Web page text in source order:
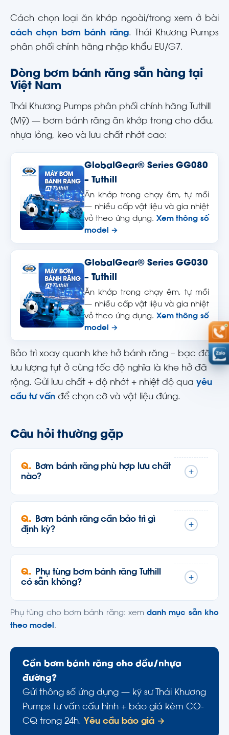
Cách chọn loại ăn khớp ngoài/trong xem ở bài
cách chọn bơm bánh răng. Thái Khương Pumps
phân phối chính hãng nhập khẩu EU/G7.
Dòng bơm bánh răng sẵn hàng tại
Việt Nam
Thái Khương Pumps phân phối chính hãng Tuthill
(Mỹ) — bơm bánh răng ăn khớp trong cho dầu,
nhựa lỏng, keo và lưu chất nhớt cao:
GlobalGear® Series GG080
– Tuthill
Ăn khớp trong chạy êm, tự mồi
— nhiều cấp vật liệu và gia nhiệt
vỏ theo ứng dụng. Xem thông số
model →
GlobalGear® Series GG030
– Tuthill
Ăn khớp trong chạy êm, tự mồi
— nhiều cấp vật liệu và gia nhiệt
vỏ theo ứng dụng. Xem thông số
model →
Bảo trì xoay quanh khe hở bánh răng – bạc đỡ:
lưu lượng tụt ở cùng tốc độ nghĩa là khe hở đã
rộng. Gửi lưu chất + độ nhớt + nhiệt độ qua yêu
cầu tư vấn để chọn cỡ và vật liệu đúng.
Câu hỏi thường gặp
Bơm bánh răng phù hợp lưu chất
nào?
+
Bơm bánh răng cần bảo trì gì
định kỳ?
+
Phụ tùng bơm bánh răng Tuthill
có sẵn không?
+
Phụ tùng cho bơm bánh răng: xemdanh mục sẵn kho
theo model.
Cần bơm bánh răng cho dầu/nhựa
đường?
Gửi thông số ứng dụng — kỹ sư Thái Khương
Pumps tư vấn cấu hình + báo giá kèm CO-
CQ trong 24h. Yêu cầu báo giá →